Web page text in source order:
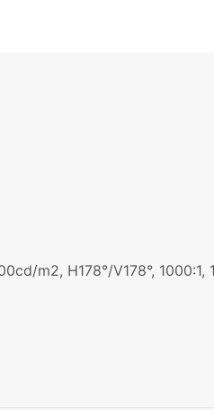
m2, H178°/V178°, 1000:1,